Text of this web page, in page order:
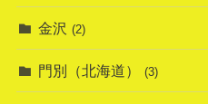
金沢 (2)
門別（北海道） (3)